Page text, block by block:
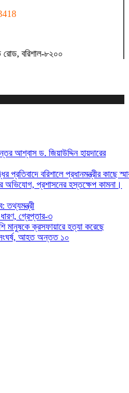
রোড, বরিশাল-৮২০০
আশ্বাস ড. জিয়াউদ্দিন হায়দারের
বরিশালে প্রধানমন্ত্রীর কাছে
অভিযোগ, প্রশাসনের হস্তক্ষেপ কামনা।
তথ্যমন্ত্রী
গ্রেপ্তার-৩
মানুষকে ক্রসফায়ারে হত্যা করেছে
সংঘর্ষ, আহত অন্তত ১০